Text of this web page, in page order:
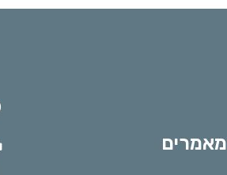
מאמרים